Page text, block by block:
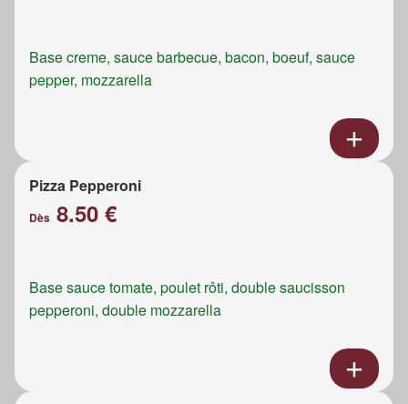
Base creme, sauce barbecue, bacon, boeuf, sauce
pepper, mozzarella
Pizza Pepperoni
Dès 8.50 €
Base sauce tomate, poulet rôti, double saucisson
pepperoni, double mozzarella